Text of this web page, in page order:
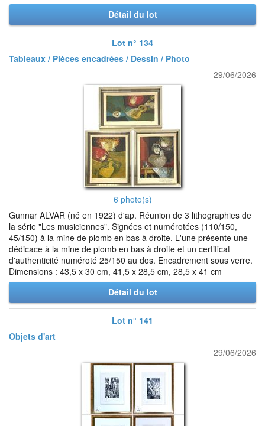
Détail du lot
Lot n° 134
Tableaux / Pièces encadrées / Dessin / Photo
29/06/2026
6 photo(s)
Gunnar ALVAR (né en 1922) d'ap. Réunion de 3 lithographies de
la série "Les musiciennes". Signées et numérotées (110/150,
45/150) à la mine de plomb en bas à droite. L'une présente une
dédicace à la mine de plomb en bas à droite et un certificat
d'authenticité numéroté 25/150 au dos. Encadrement sous verre.
Dimensions : 43,5 x 30 cm, 41,5 x 28,5 cm, 28,5 x 41 cm
Détail du lot
Lot n° 141
Objets d'art
29/06/2026